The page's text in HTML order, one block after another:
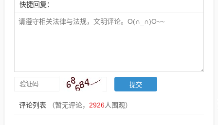
快捷回复：
评论列表 （暂无评论， 2926人围观）